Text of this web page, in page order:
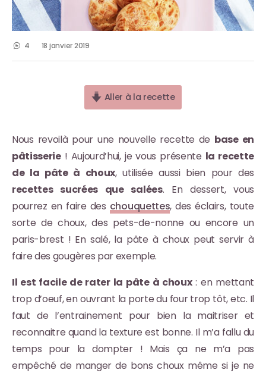
4 18 janvier 2019
Aller à la recette
Nous revoilà pour une nouvelle recette de base en
pâtisserie! Aujourd’hui, je vous présente la recette
de la pâte à choux, utilisée aussi bien pour des
recettes sucrées que salées. En dessert, vous
pourrez en faire des chouquettes, des éclairs, toute
sorte de choux, des pets-de-nonne ou encore un
paris-brest ! En salé, la pâte à choux peut servir à
faire des gougères par exemple.
Il est facile de rater la pâte à choux: en mettant
trop d’oeuf, en ouvrant la porte du four trop tôt, etc. Il
faut de l’entrainement pour bien la maitriser et
reconnaitre quand la texture est bonne. Il m’a fallu du
temps pour la dompter ! Mais ça ne m’a pas
empêché de manger de bons choux même si je ne